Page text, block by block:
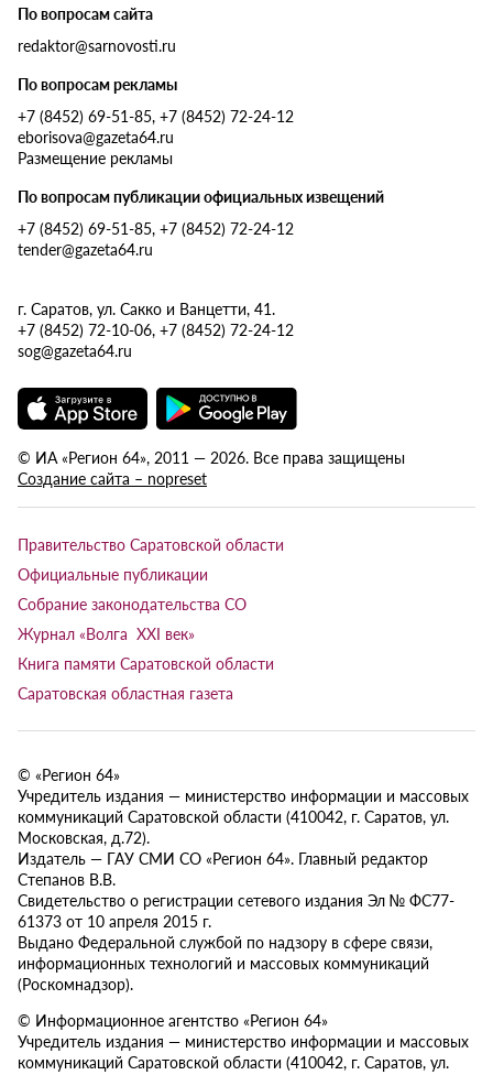
По вопросам сайта
redaktor@sarnovosti.ru
По вопросам рекламы
+7 (8452) 69-51-85, +7 (8452) 72-24-12
eborisova@gazeta64.ru
Размещение рекламы
По вопросам публикации официальных извещений
+7 (8452) 69-51-85, +7 (8452) 72-24-12
tender@gazeta64.ru
г. Саратов, ул. Сакко и Ванцетти, 41.
+7 (8452) 72-10-06, +7 (8452) 72-24-12
sog@gazeta64.ru
© ИА «Регион 64», 2011 — 2026. Все права защищены
Создание сайта – nopreset
Правительство Саратовской области
Официальные публикации
Собрание законодательства СО
Журнал «Волга XXI век»
Книга памяти Саратовской области
Саратовская областная газета
© «Регион 64»
Учредитель издания — министерство информации и массовых
коммуникаций Саратовской области (410042, г. Саратов, ул.
Московская, д.72).
Издатель — ГАУ СМИ СО «Регион 64». Главный редактор
Степанов В.В.
Свидетельство о регистрации сетевого издания Эл № ФС77-
61373 от 10 апреля 2015 г.
Выдано Федеральной службой по надзору в сфере связи,
информационных технологий и массовых коммуникаций
(Роскомнадзор).
© Информационное агентство «Регион 64»
Учредитель издания — министерство информации и массовых
коммуникаций Саратовской области (410042, г. Саратов, ул.